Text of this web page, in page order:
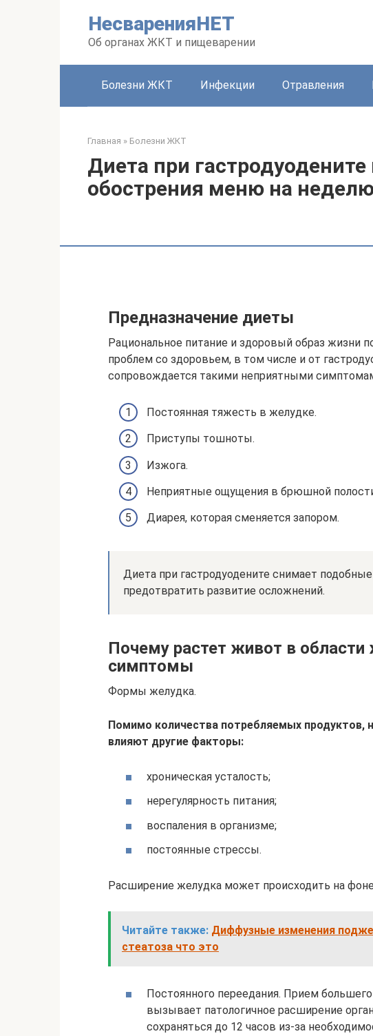
НесваренияНЕТ
Об органах ЖКТ и пищеварении
Болезни ЖКТ Инфекции Отравления
Главная » Болезни ЖКТ
Диета при гастродуодените
обострения меню на
Предназначение диеты
Рациональное питание и здоровый образ жизни
проблем со здоровьем, в том числе и от
сопровождается такими неприятными
Постоянная тяжесть в желудке.
Приступы тошноты.
Изжога.
Неприятные ощущения в брюшной
Диарея, которая сменяется запором.
Диета при гастродуодените снимает
предотвратить развитие осложнений.
Почему растет живот в области
симптомы
Формы желудка.
Помимо количества потребляемых продуктов,
влияют другие факторы:
хроническая усталость;
нерегулярность питания;
воспаления в организме;
постоянные стрессы.
Расширение желудка может происходить на
Читайте также: Диффузные изменения
стеатоза что это
Постоянного переедания. Прием
вызывает патологичное расширение
сохраняться до 12 часов из-за